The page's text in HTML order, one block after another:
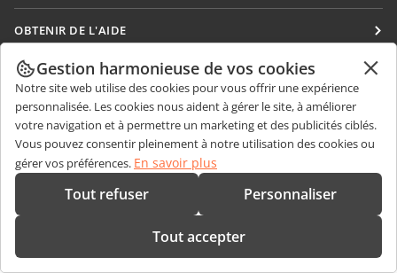
Applications mobiles
Pour les influenceurs
Offres d'emploi
OBTENIR DE L'AIDE
Forum
Cours de formation
Webinaires
Livres blancs
Demande de support
Demande de démo
CONTACTEZ-NOUS
Questions de ventes sales@onlyoffice.com
Demande de partenariat partners@onlyoffice.com
Demande de pressepress@onlyoffice.com
Demande d'appel
onlyoffice.com
© Ascensio System SIA 2026. Tous droits réservés
Gestion harmonieuse de vos cookies
Notre site web utilise des cookies pour vous offrir une expérience
personnalisée. Les cookies nous aident à gérer le site, à améliorer
votre navigation et à permettre un marketing et des publicités ciblés.
Vous pouvez consentir pleinement à notre utilisation des cookies ou
gérer vos préférences. En savoir plus
Tout refuser Personnaliser
Tout accepter